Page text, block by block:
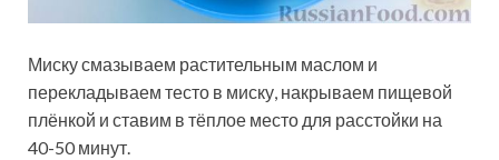
Миску смазываем растительным маслом и
перекладываем тесто в миску, накрываем пищевой
плёнкой и ставим в тёплое место для расстойки на
40-50 минут.